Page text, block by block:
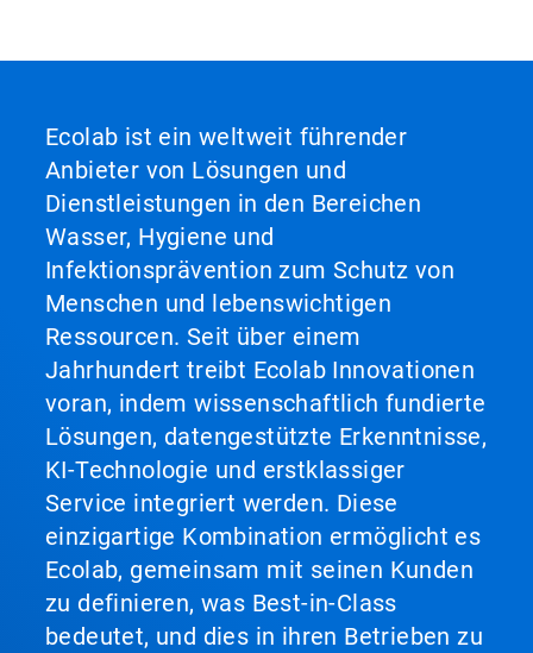
Ecolab ist ein weltweit führender
Anbieter von Lösungen und
Dienstleistungen in den Bereichen
Wasser, Hygiene und
Infektionsprävention zum Schutz von
Menschen und lebenswichtigen
Ressourcen. Seit über einem
Jahrhundert treibt Ecolab Innovationen
voran, indem wissenschaftlich fundierte
Lösungen, datengestützte Erkenntnisse,
KI-Technologie und erstklassiger
Service integriert werden. Diese
einzigartige Kombination ermöglicht es
Ecolab, gemeinsam mit seinen Kunden
zu definieren, was Best-in-Class
bedeutet, und dies in ihren Betrieben zu